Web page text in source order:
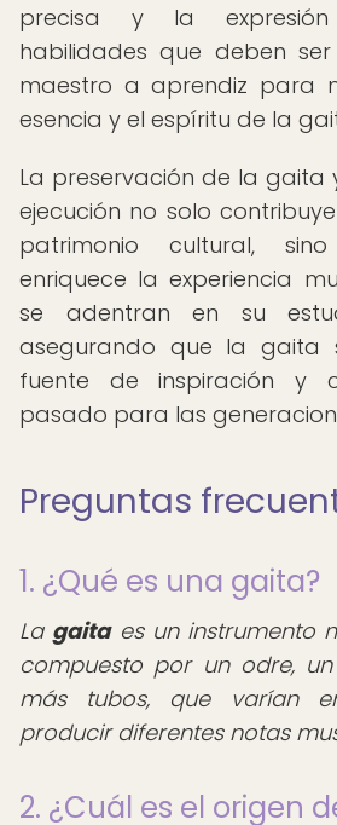
precisa y la
habilidades que deben
maestro a aprendiz para
esencia y el espíritu de la
La preservación de la gaita
ejecución no solo
patrimonio cultural,
enriquece la experiencia
se adentran en su
asegurando que la gaita
fuente de inspiración y
pasado para las
Preguntas
1. ¿Qué es una gaita?
La gaitaes un instrumento
compuesto por un odre,
más tubos, que varían
producir diferentes notas
2. ¿Cuál es el origen